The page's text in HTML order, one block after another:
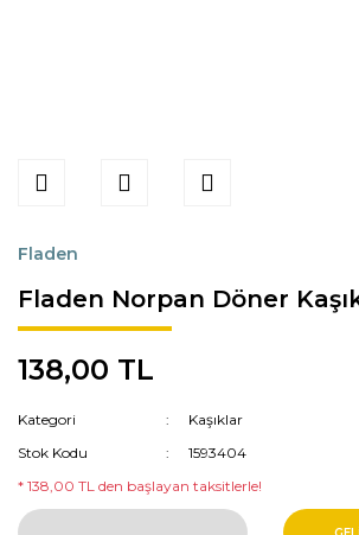
Fladen
Fladen Norpan Döner
138,00 TL
Kategori
Kaşıklar
Stok Kodu
1593404
* 138,00 TL den başlayan taksitlerle!